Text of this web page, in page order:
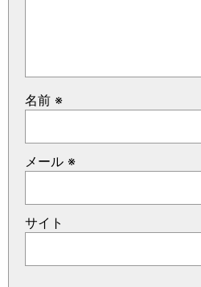
名前 ※
メール ※
サイト